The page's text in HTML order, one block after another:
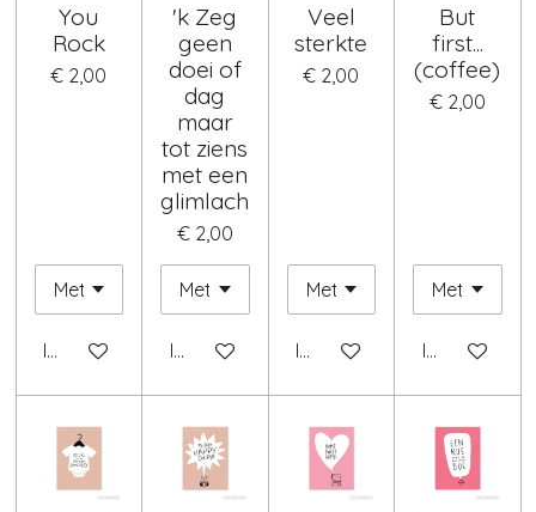
You
Rock
€ 2,00
In winkelwagen
'k Zeg
geen
doei of
dag
maar
tot ziens
met een
glimlach
€ 2,00
In winkelwagen
Veel
sterkte
€ 2,00
In winkelwagen
But
first...
(coffee)
€ 2,00
In